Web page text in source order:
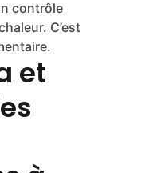
que de
vous le
D.O. Arroz de
Pour notre
certains
contrôle
C’est